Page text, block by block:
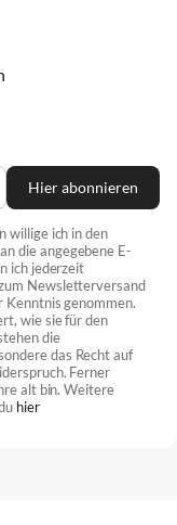
Hier abonnieren
willige ich in den
die angegebene E-
ich jederzeit
Newsletterversand
Kenntnis genommen.
wie sie für den
die
das Recht auf
Ferner
alt bin. Weitere
hier